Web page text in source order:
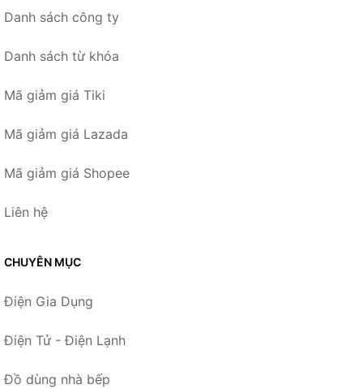
Danh sách công ty
Danh sách từ khóa
Mã giảm giá Tiki
Mã giảm giá Lazada
Mã giảm giá Shopee
Liên hệ
CHUYÊN MỤC
Điện Gia Dụng
Điện Tử - Điện Lạnh
Đồ dùng nhà bếp